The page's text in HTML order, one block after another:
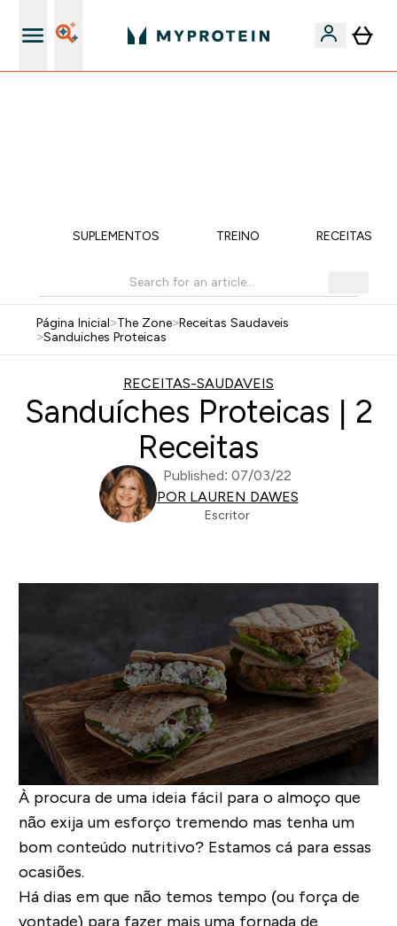
SUPLEMENTOS TREINO RECEITAS
Página Inicial>The Zone>Receitas Saudaveis
>Sanduiches Proteicas
RECEITAS-SAUDAVEIS
Sanduíches Proteicas | 2
Receitas
Published: 07/03/22
POR LAUREN DAWES
Escritor
À procura de uma ideia fácil para o almoço que
não exija um esforço tremendo mas tenha um
bom conteúdo nutritivo? Estamos cá para essas
ocasiões.
Há dias em que não temos tempo (ou força de
vontade) para fazer mais uma fornada de